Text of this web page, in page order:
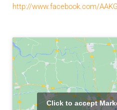
http://www.facebook.com/
Click to accept